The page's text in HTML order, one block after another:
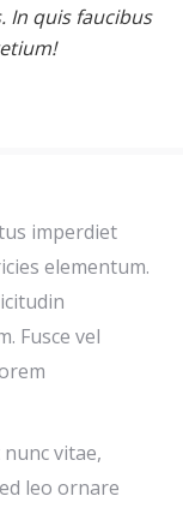
In quis faucibus
imperdiet
elementum.
Fusce vel
vitae,
leo ornare